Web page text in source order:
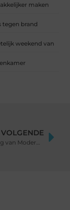
maken
tegen brand
weekend van
VOLGENDE
De Betovering van Moderne RVS Sculpturen